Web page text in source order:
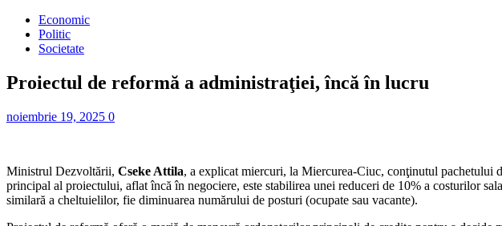
Economic
Politic
Societate
Proiectul de reformă a administraţiei, încă în lucru
noiembrie 19, 2025 0
Ministrul Dezvoltării, Cseke Attila, a explicat miercuri, la Miercurea-Ciuc, conţinutul pachetului
principal al proiectului, aflat încă în negociere, este stabilirea unei reduceri de 10% a costurilor
similară a cheltuielilor, fie diminuarea numărului de posturi (ocupate sau vacante).